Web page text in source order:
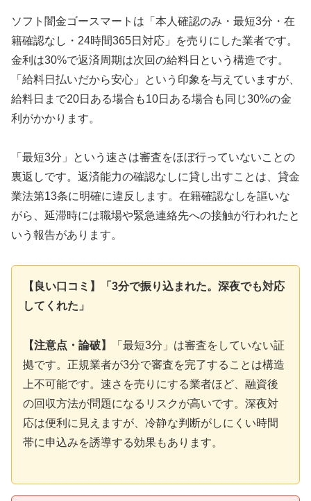
ソフト闇金ゴースマートは「本人確認のみ・最短3分・在
籍確認なし・24時間365日対応」を売りにした業者です。
金利は30%で返済周期は次回の給料日という構造です。
「給料日払いだから安心」という印象を与えていますが、
給料日まで20日ある場合も10日ある場合も同じ30%の金
利がかかります。
「最短3分」という速さは審査をほぼ行っていないことの
裏返しです。返済能力の確認なしに貸し出すことは、貸金
業法第13条に明確に違反します。在籍確認なしを謳いな
がら、延滞時には職場や緊急連絡先への接触が行われたと
いう報告があります。
【良い口コミ】「3分で振り込まれた。深夜でも対応
してくれた」
【注意点・論破】
「最短3分」は審査をしていない証
拠です。正規業者が3分で審査を完了することは構造
上不可能です。速さを売りにする業者ほど、融資後
の回収方法が問題になるリスクが高いです。深夜対
応は便利に見えますが、冷静な判断がしにくい時間
帯に申込みを誘導する効果もあります。